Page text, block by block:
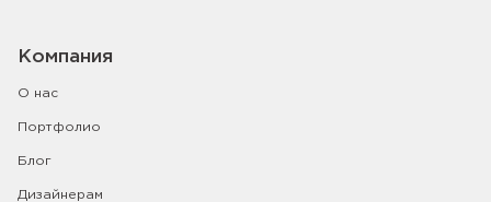
Компания
О нас
Портфолио
Блог
Дизайнерам